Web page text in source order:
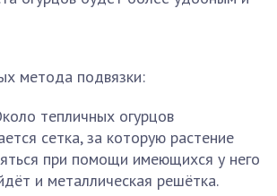
метода подвязки:
тепличных огурцов
сетка, за которую растение
при помощи имеющихся у него
и металлическая решётка.